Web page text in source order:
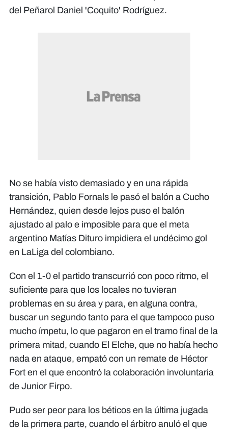
del Peñarol Daniel 'Coquito' Rodríguez.
No se había visto demasiado y en una rápida
transición, Pablo Fornals le pasó el balón a Cucho
Hernández, quien desde lejos puso el balón
ajustado al palo e imposible para que el meta
argentino Matías Dituro impidiera el undécimo gol
en LaLiga del colombiano.
Con el 1-0 el partido transcurrió con poco ritmo, el
suficiente para que los locales no tuvieran
problemas en su área y para, en alguna contra,
buscar un segundo tanto para el que tampoco puso
mucho ímpetu, lo que pagaron en el tramo final de la
primera mitad, cuando El Elche, que no había hecho
nada en ataque, empató con un remate de Héctor
Fort en el que encontró la colaboración involuntaria
de Junior Firpo.
Pudo ser peor para los béticos en la última jugada
de la primera parte, cuando el árbitro anuló el que